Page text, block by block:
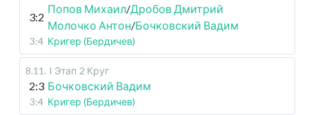
3:2
Попов Михаил/Дробов Дмитрий
Молочко Антон/Бочковский Вадим
3:4 Кригер (Бердичев)
8.11 . I Этап 2 Круг
2:3 Бочковский Вадим
3:4 Кригер (Бердичев)